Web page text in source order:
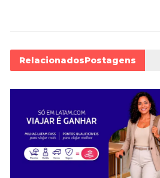
RelacionadosPostagens